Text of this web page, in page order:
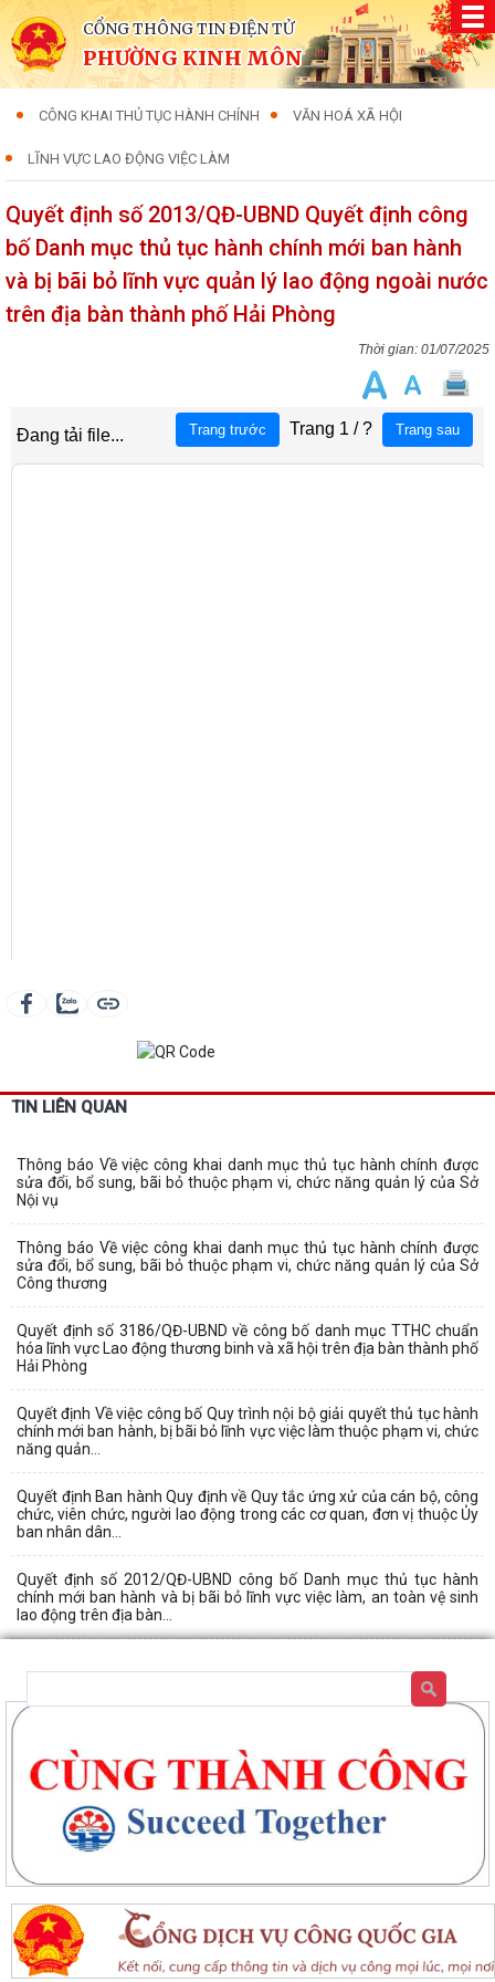
CỔNG THÔNG TIN ĐIỆN TỬ
PHƯỜNG KINH MÔN
CÔNG KHAI THỦ TỤC HÀNH CHÍNH VĂN HOÁ XÃ HỘI
LĨNH VỰC LAO ĐỘNG VIỆC LÀM
Quyết định số 2013/QĐ-UBND Quyết định công
bố Danh mục thủ tục hành chính mới ban hành
và bị bãi bỏ lĩnh vực quản lý lao động ngoài nước
trên địa bàn thành phố Hải Phòng
01/07/2025
TIN LIÊN QUAN
Thông báo Về việc công khai danh mục thủ tục hành chính được
sửa đổi, bổ sung, bãi bỏ thuộc phạm vi, chức năng quản lý của Sở
Nội vụ
Thông báo Về việc công khai danh mục thủ tục hành chính được
sửa đổi, bổ sung, bãi bỏ thuộc phạm vi, chức năng quản lý của Sở
Công thương
Quyết định số 3186/QĐ-UBND về công bố danh mục TTHC chuẩn
hóa lĩnh vực Lao động thương binh và xã hội trên địa bàn thành phố
Hải Phòng
Quyết định Về việc công bố Quy trình nội bộ giải quyết thủ tục hành
chính mới ban hành, bị bãi bỏ lĩnh vực việc làm thuộc phạm vi, chức
năng quản...
Quyết định Ban hành Quy định về Quy tắc ứng xử của cán bộ, công
chức, viên chức, người lao động trong các cơ quan, đơn vị thuộc Ủy
ban nhân dân...
Quyết định số 2012/QĐ-UBND công bố Danh mục thủ tục hành
chính mới ban hành và bị bãi bỏ lĩnh vực việc làm, an toàn vệ sinh
lao động trên địa bàn...